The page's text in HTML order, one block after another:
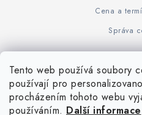
Tento web používá soubory
používají pro
procházením tohoto webu
používáním. Další informace
Cena a
Správa
www.KOVOJUHASZ.cz